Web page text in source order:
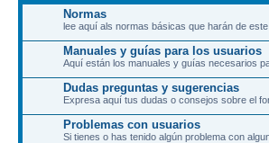
Normas
lee aquí als normas básicas que harán de
Manuales y guías para los usuarios
Aquí están los manuales y guías necesarios
Dudas preguntas y sugerencias
Expresa aquí tus dudas o consejos sobre el
Problemas con usuarios
Si tienes o has tenido algún problema con